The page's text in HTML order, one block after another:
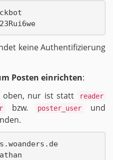
reader_pass = Twe23Rui6we
keine Au­then­ti­fi­zie­rung
Pos­ten ein­rich­ten:
oben, nur ist statt
reader
bzw. poster_user und